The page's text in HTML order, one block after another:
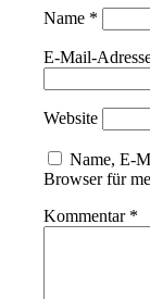
Name *
E-Mail-
Website
Name, E-
Browser für
Kommentar *